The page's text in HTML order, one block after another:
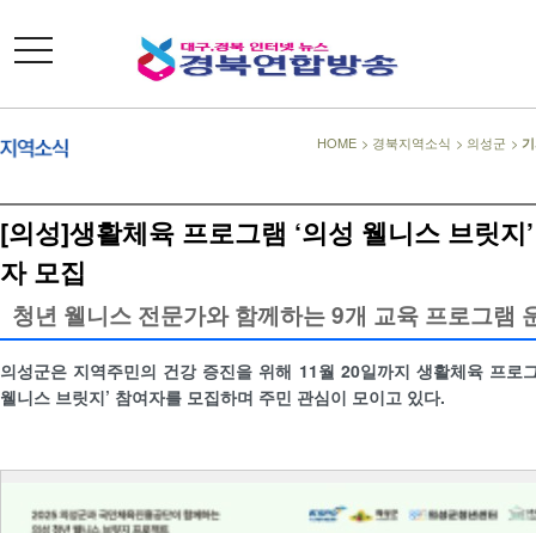
toggle
navigation
HOME > 경북지역소식 > 의성군 >
[의성]생활체육 프로그램 ‘의성 웰니스 브릿지
자 모집
청년 웰니스 전문가와 함께하는 9개 교육 프로그램
의성군은 지역주민의 건강 증진을 위해 11월 20일까지 생활체육 프로
웰니스 브릿지’ 참여자를 모집하며 주민 관심이 모이고 있다.